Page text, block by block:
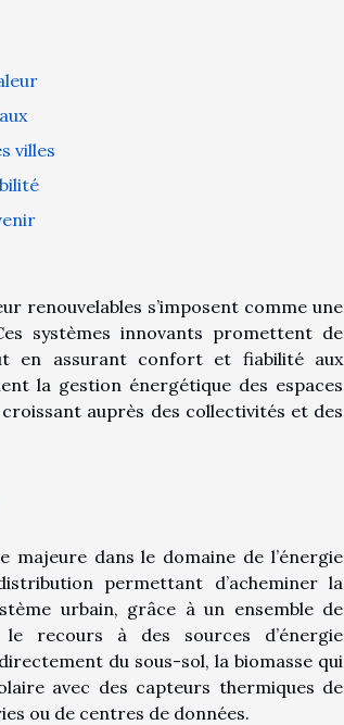
villes
renouvelables s’imposent comme une
systèmes innovants promettent de
en assurant confort et fiabilité aux
la gestion énergétique des espaces
auprès des collectivités et des
majeure dans le domaine de l’énergie
permettant d’acheminer la
urbain, grâce à un ensemble de
recours à des sources d’énergie
du sous-sol, la biomasse qui
avec des capteurs thermiques de
ou de centres de données.